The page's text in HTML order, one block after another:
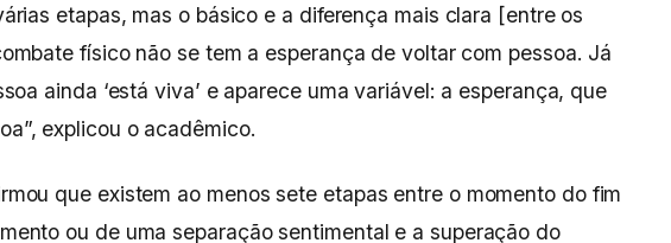
etapas, mas o básico e a diferença mais clara [entre os
físico não se tem a esperança de voltar com pessoa. Já
ainda ‘está viva’ e aparece uma variável: a esperança, que
explicou o acadêmico.
que existem ao menos sete etapas entre o momento do fim
ou de uma separação sentimental e a superação do